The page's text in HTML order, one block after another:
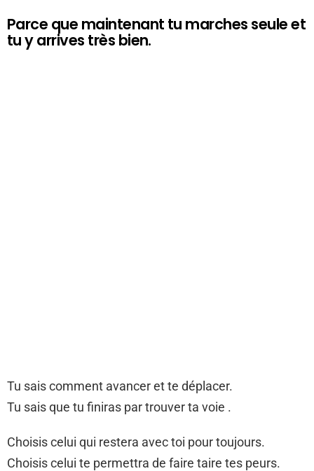
Parce que maintenant tu marches seule et
tu y arrives très bien.
Tu sais comment avancer et te déplacer.
Tu sais que tu finiras par trouver ta voie .
Choisis celui qui restera avec toi pour toujours.
Choisis celui te permettra de faire taire tes peurs.